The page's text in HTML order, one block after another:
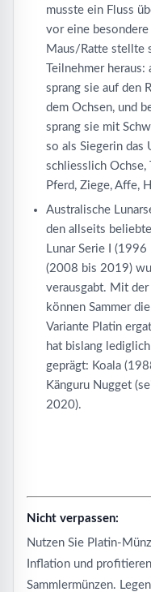
musste ein Fluss
vor eine
Maus/Ratte stellte
Teilnehmer
sprang sie auf den
dem Ochsen, und
sprang sie mit
so als Siegerin das
schliesslich Ochse,
Pferd, Ziege, Affe,
Australische
den allseits
Lunar Serie I (1996
(2008 bis 2019)
verausgabt. Mit
können Sammer
Variante Platin
hat bislang
geprägt: Koala
Känguru Nugget
2020).
Nicht verpassen:
Nutzen Sie Platin-
Inflation und
Sammlermünzen.